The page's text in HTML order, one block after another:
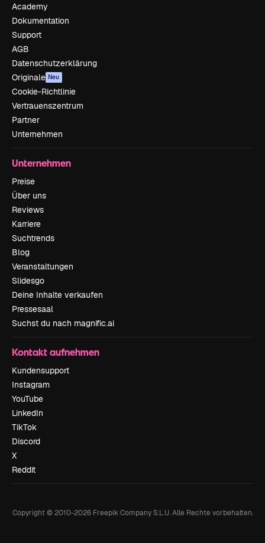
Academy
Dokumentation
Support
AGB
Datenschutzerklärung
Originale Neu
Cookie-Richtlinie
Vertrauenszentrum
Partner
Unternehmen
Unternehmen
Preise
Über uns
Reviews
Karriere
Suchtrends
Blog
Veranstaltungen
Slidesgo
Deine Inhalte verkaufen
Pressesaal
Suchst du nach magnific.ai
Kontakt aufnehmen
Kundensupport
Instagram
YouTube
LinkedIn
TikTok
Discord
X
Reddit
Copyright © 2010-2026Freepik Company S.L.U. Alle Rechte vorbehalten.